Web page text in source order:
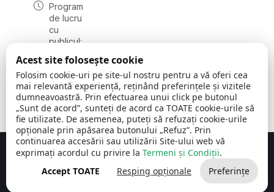
Program
de lucru
cu
publicul:
08:00 -
16:30
, vineri:
08:00 -
14:00
Comuna Cerchezu © 2026Toate drepturile rezervate
Concept realizat de Big Media Relații Publice SRL
Acest site folosește cookie
Folosim cookie-uri pe site-ul nostru pentru a vă oferi cea
mai relevantă experiență, reținând preferințele și vizitele
dumneavoastră. Prin efectuarea unui click pe butonul
„Sunt de acord”, sunteți de acord ca TOATE cookie-urile să
fie utilizate. De asemenea, puteți să refuzați cookie-urile
opționale prin apăsarea butonului „Refuz”. Prin
continuarea accesării sau utilizării Site-ului web vă
exprimați acordul cu privire la Termeni și Condiții.
Accept TOATE
Resping opționale Preferințe